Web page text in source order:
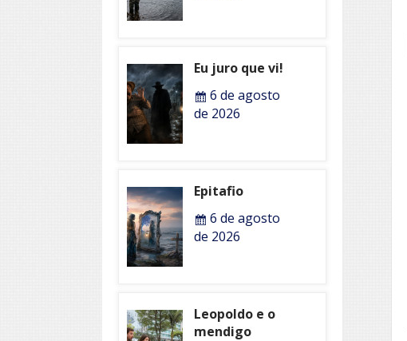
Eu juro que vi!
6 de agosto
de 2026
Epitafio
6 de agosto
de 2026
Leopoldo e o
mendigo